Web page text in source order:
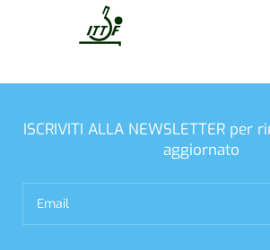
ISCRIVITI ALLA NEWSLETTER per
aggiornato